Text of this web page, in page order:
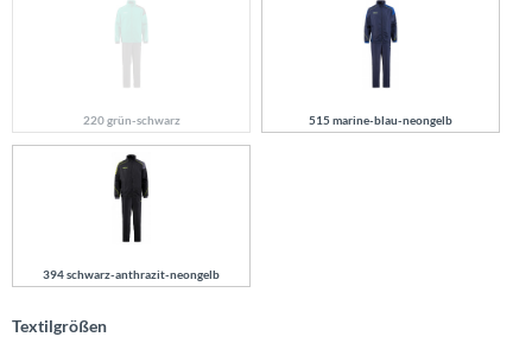
220 grün-schwarz 515 marine-blau-neongelb
394 schwarz-anthrazit-neongelb
Textilgrößen